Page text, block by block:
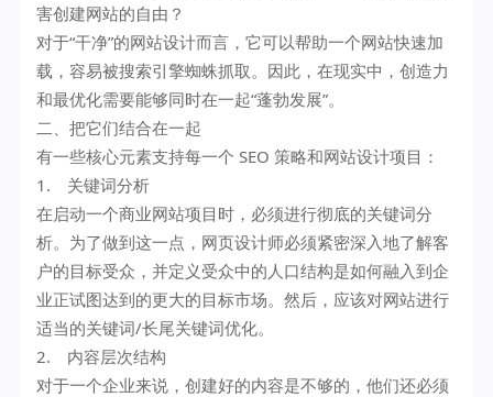
害创建网站的自由？
对于“干净”的网站设计而言，它可以帮助一个网站快速加
载，容易被搜索引擎蜘蛛抓取。因此，在现实中，创造力
和最优化需要能够同时在一起“蓬勃发展”。
二、把它们结合在一起
有一些核心元素支持每一个 SEO 策略和网站设计项目：
1. 关键词分析
在启动一个商业网站项目时，必须进行彻底的关键词分
析。为了做到这一点，网页设计师必须紧密深入地了解客
户的目标受众，并定义受众中的人口结构是如何融入到企
业正试图达到的更大的目标市场。然后，应该对网站进行
适当的关键词/长尾关键词优化。
2. 内容层次结构
对于一个企业来说，创建好的内容是不够的，他们还必须